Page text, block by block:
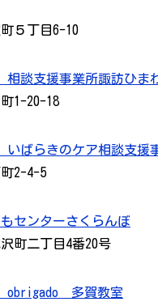
５丁目6-10
相談支援事業所諏訪ひま
1-20-18
いばらきのケア相談支援
2-4-5
センターさくらんぼ
町二丁目4番20号
obrigado 多賀教室